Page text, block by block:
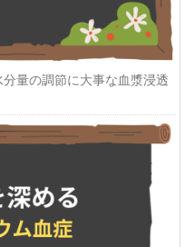
量の調節に大事な血漿浸透